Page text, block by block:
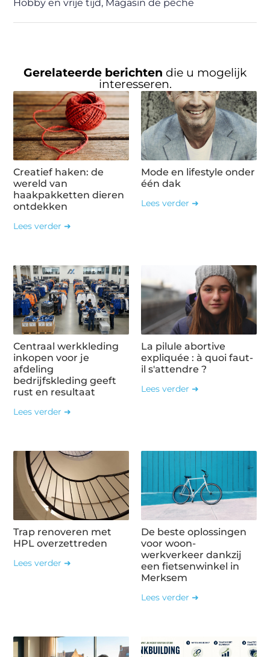
Hobby en vrije tijd, Magasin de pêche
Gerelateerde berichten die u mogelijk
interesseren.
Creatief haken: de
wereld van
haakpakketten dieren
ontdekken
Lees verder ➜
Mode en lifestyle onder
één dak
Lees verder ➜
Centraal werkkleding
inkopen voor je
afdeling
bedrijfskleding geeft
rust en resultaat
Lees verder ➜
La pilule abortive
expliquée : à quoi faut-
il s'attendre ?
Lees verder ➜
Trap renoveren met
HPL overzettreden
Lees verder ➜
De beste oplossingen
voor woon-
werkverkeer dankzij
een fietsenwinkel in
Merksem
Lees verder ➜